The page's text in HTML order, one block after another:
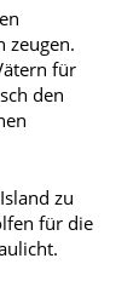
zeugen.
für
den
zu
für die